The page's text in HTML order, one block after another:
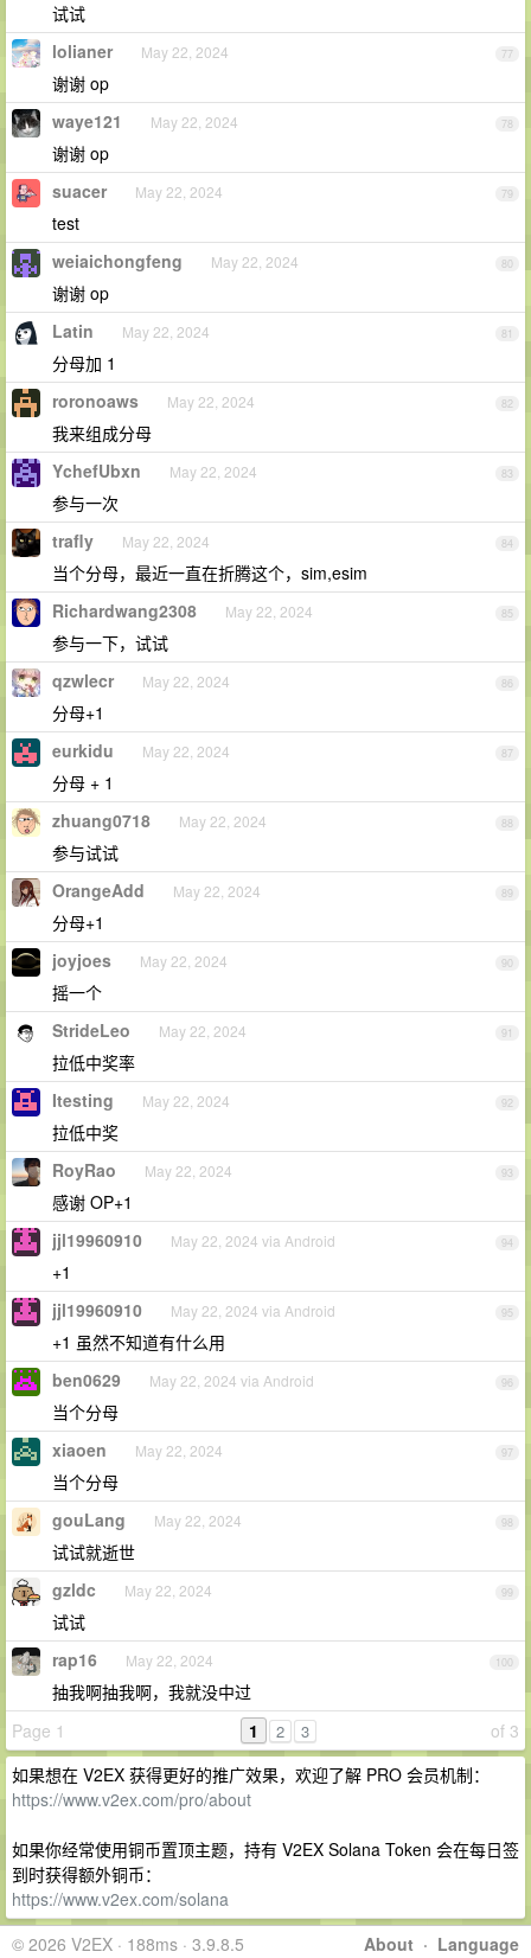
试试
77
lolianer May 22, 2024
谢谢 op
78
waye121 May 22, 2024
谢谢 op
79
suacer May 22, 2024
test
80
weiaichongfeng May 22, 2024
谢谢 op
81
Latin May 22, 2024
分母加 1
82
roronoaws May 22, 2024
我来组成分母
83
YchefUbxn May 22, 2024
参与一次
84
trafly May 22, 2024
当个分母，最近一直在折腾这个，sim,esim
85
Richardwang2308 May 22, 2024
参与一下，试试
86
qzwlecr May 22, 2024
分母+1
87
eurkidu May 22, 2024
分母 + 1
88
zhuang0718 May 22, 2024
参与试试
89
OrangeAdd May 22, 2024
分母+1
90
joyjoes May 22, 2024
摇一个
91
StrideLeo May 22, 2024
拉低中奖率
92
Itesting May 22, 2024
拉低中奖
93
RoyRao May 22, 2024
感谢 OP+1
94
jjl19960910 May 22, 2024 via Android
+1
95
jjl19960910 May 22, 2024 via Android
+1 虽然不知道有什么用
96
ben0629 May 22, 2024 via Android
当个分母
97
xiaoen May 22, 2024
当个分母
98
gouLang May 22, 2024
试试就逝世
99
gzldc May 22, 2024
试试
100
rap16 May 22, 2024
抽我啊抽我啊，我就没中过
Page 1
of 3
1 2 3
如果想在 V2EX 获得更好的推广效果，欢迎了解 PRO 会员机制：
https://www.v2ex.com/pro/about
如果你经常使用铜币置顶主题，持有 V2EX Solana Token 会在每日签
到时获得额外铜币：
https://www.v2ex.com/solana
About · Language
© 2026 V2EX · 188ms · 3.9.8.5